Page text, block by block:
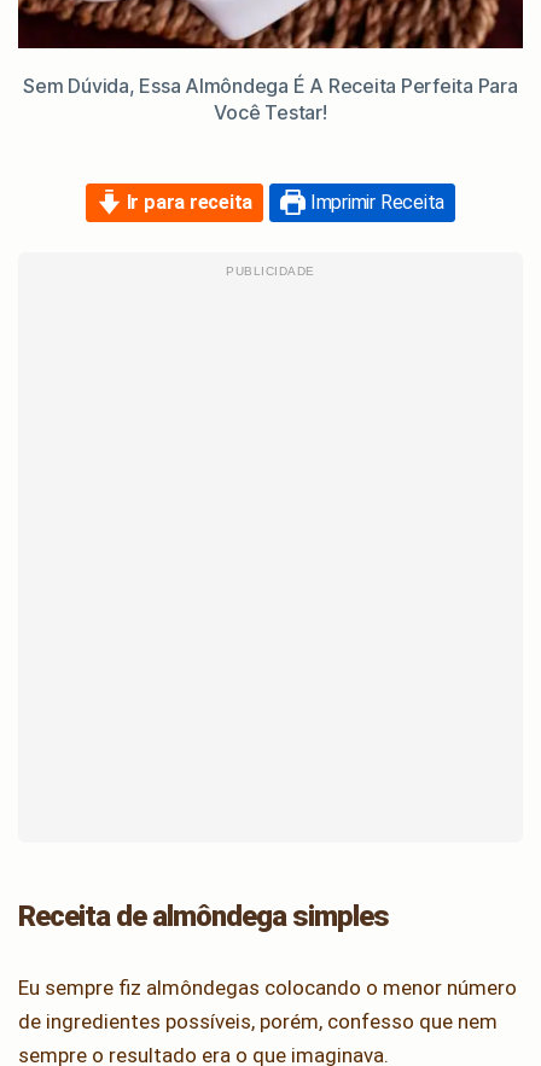
Sem Dúvida, Essa Almôndega É A Receita Perfeita Para
Você Testar!
Ir para receita Imprimir Receita
Receita de almôndega simples
Eu sempre fiz almôndegas colocando o menor número
de ingredientes possíveis, porém, confesso que nem
sempre o resultado era o que imaginava.